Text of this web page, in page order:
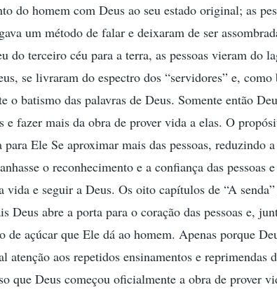
do homem com Deus ao seu estado original; as
um método de falar e deixaram de ser
do terceiro céu para a terra, as pessoas vieram do
se livraram do espectro dos “servidores” e, como
o batismo das palavras de Deus. Somente então
e fazer mais da obra de prover vida a elas. O
para Ele Se aproximar mais das pessoas, reduzindo
o reconhecimento e a confiança das pessoas
vida e seguir a Deus. Os oito capítulos de “A
Deus abre a porta para o coração das pessoas e,
açúcar que Ele dá ao homem. Apenas porque
atenção aos repetidos ensinamentos e reprimendas
que Deus começou oficialmente a obra de prover